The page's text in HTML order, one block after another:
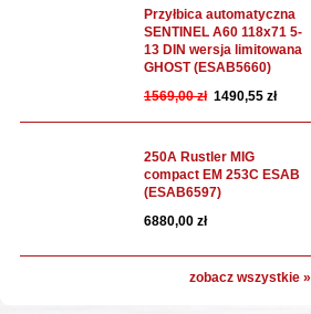
Przyłbica automatyczna
SENTINEL A60 118x71 5-
13 DIN wersja limitowana
GHOST (ESAB5660)
1569,00 zł 1490,55 zł
250A Rustler MIG
compact EM 253C ESAB
(ESAB6597)
6880,00 zł
zobacz wszystkie »